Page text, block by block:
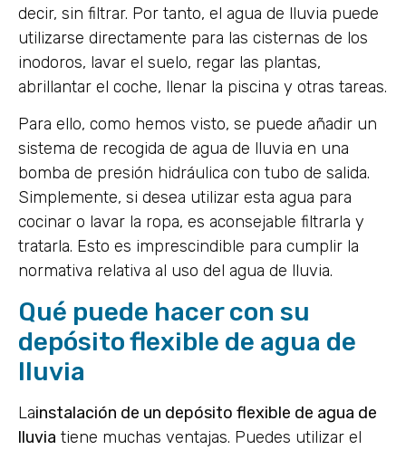
decir, sin filtrar. Por tanto, el agua de lluvia puede
utilizarse directamente para las cisternas de los
inodoros, lavar el suelo, regar las plantas,
abrillantar el coche, llenar la piscina y otras tareas.
Para ello, como hemos visto, se puede añadir un
sistema de recogida de agua de lluvia en una
bomba de presión hidráulica con tubo de salida.
Simplemente, si desea utilizar esta agua para
cocinar o lavar la ropa, es aconsejable filtrarla y
tratarla. Esto es imprescindible para cumplir la
normativa relativa al uso del agua de lluvia.
Qué puede hacer con su
depósito flexible de agua de
lluvia
Lainstalación de un depósito flexible de agua de
lluvia tiene muchas ventajas. Puedes utilizar el